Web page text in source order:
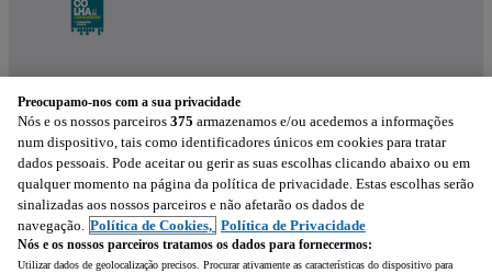
Experimenta a aplicação
Preocupamo-nos com a sua privacidade
Nós e os nossos parceiros 375 armazenamos e/ou acedemos a informações
num dispositivo, tais como identificadores únicos em cookies para tratar
dados pessoais. Pode aceitar ou gerir as suas escolhas clicando abaixo ou em
qualquer momento na página da política de privacidade. Estas escolhas serão
sinalizadas aos nossos parceiros e não afetarão os dados de
navegação. Política de Cookies, Política de Privacidade
Nós e os nossos parceiros tratamos os dados para fornecermos:
Utilizar dados de geolocalização precisos. Procurar ativamente as características do dispositivo para